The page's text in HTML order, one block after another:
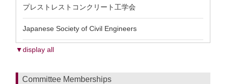
プレストレストコンクリート工学会
Japanese Society of Civil Engineers
▼display all
Committee Memberships